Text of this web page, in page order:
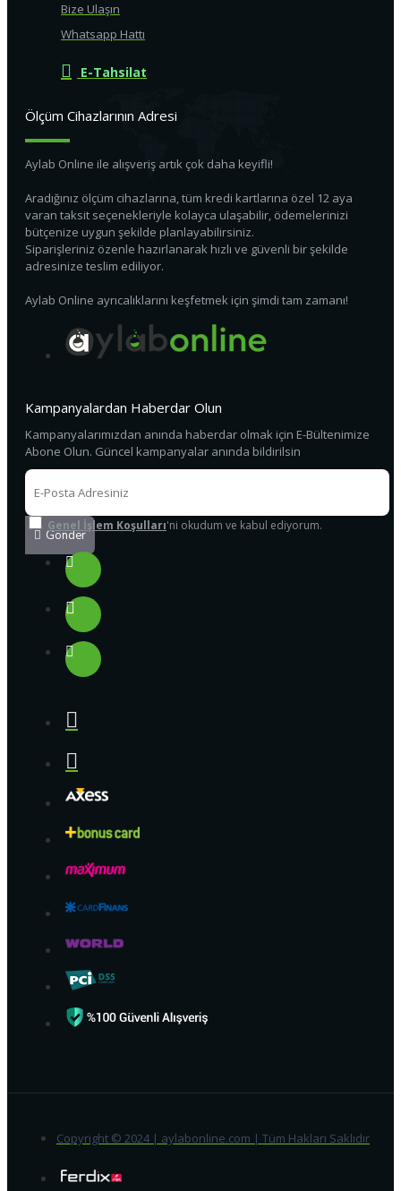
Bize Ulaşın
Whatsapp Hattı
E-Tahsilat
Ölçüm Cihazlarının Adresi
Aylab Online ile alışveriş artık çok daha keyifli!
Aradığınız ölçüm cihazlarına, tüm kredi kartlarına özel 12 aya
varan taksit seçenekleriyle kolayca ulaşabilir, ödemelerinizi
bütçenize uygun şekilde planlayabilirsiniz.
Siparişleriniz özenle hazırlanarak hızlı ve güvenli bir şekilde
adresinize teslim ediliyor.
Aylab Online ayrıcalıklarını keşfetmek için şimdi tam zamanı!
Kampanyalardan Haberdar Olun
Kampanyalarımızdan anında haberdar olmak için E-Bültenimize
Abone Olun. Güncel kampanyalar anında bildirilsin
Gönder
Genel İşlem Koşulları'ni okudum ve kabul ediyorum.
Copyright © 2024 | aylabonline.com | Tüm Hakları Saklıdır